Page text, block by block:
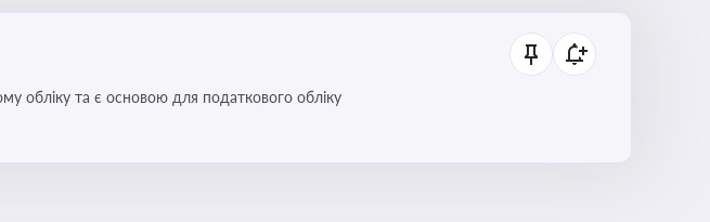
обліку та є основою для податкового обліку